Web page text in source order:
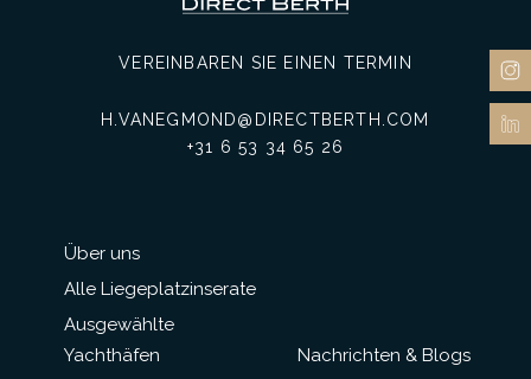
Über uns
Alle Liegeplatzinserate
Ausgewählte
Yachthäfen
VEREINBAREN SIE EINEN TERMIN
H.VANEGMOND@DIRECTBERTH.COM
+31 6 53 34 65 26
Nachrichten & Blogs